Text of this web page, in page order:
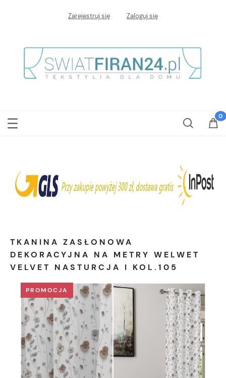
Zarejestruj się Zaloguj się
TKANINA ZASŁONOWA
DEKORACYJNA NA METRY WELWET
VELVET NASTURCJA I KOL.105
PROMOCJA